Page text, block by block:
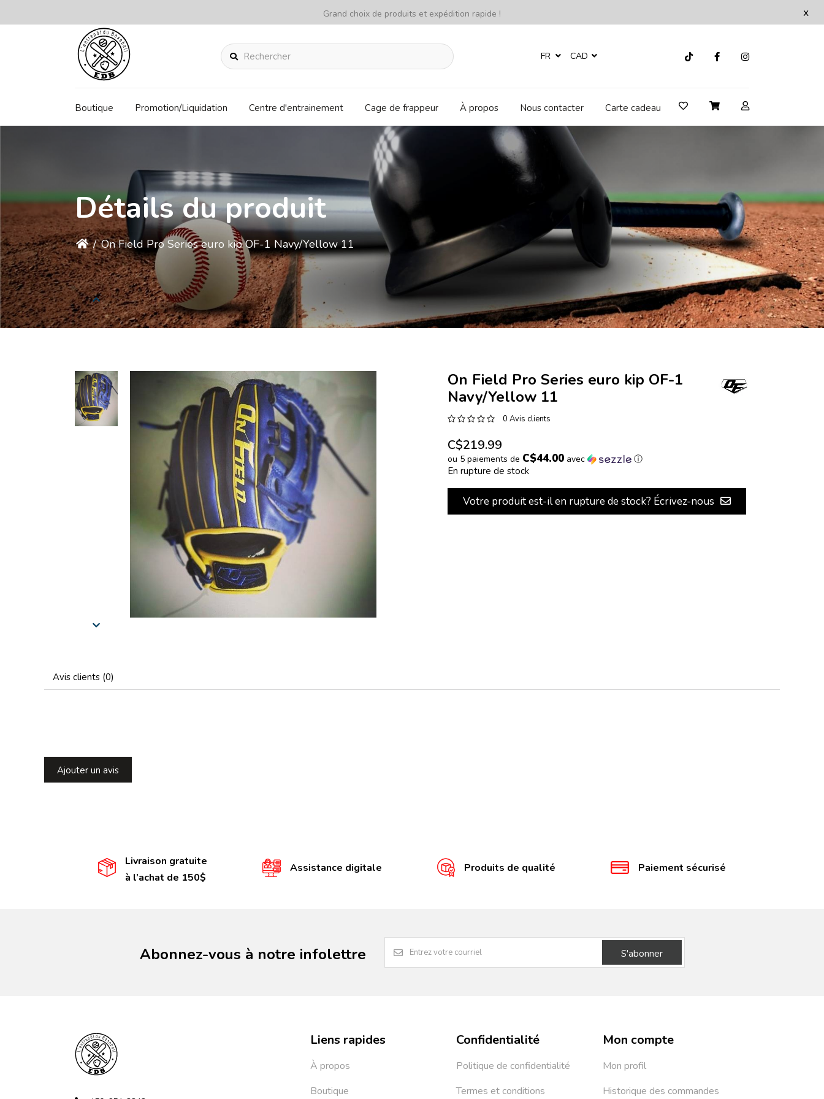
x
Grand choix de produits et expédition rapide !
Rechercher FR CAD
Boutique Promotion/Liquidation Centre d'entrainement Cage de frappeur À propos Nous contacter Carte cadeau
Détails du produit
/ On Field Pro Series euro kip OF-1 Navy/Yellow 11
On Field Pro Series euro kip OF-1
Navy/Yellow 11
0 Avis clients
C$219.99
ou 5 paiements de C$44.00avec ⓘ
En rupture de stock
Votre produit est-il en rupture de stock? Écrivez-nous
Avis clients (0)
Ajouter un avis
Livraison gratuite
à l’achat de 150$
Assistance digitale Produits de qualité Paiement sécurisé
Abonnez-vous à notre infolettre S'abonner
Liens rapides
À propos
Boutique
Confidentialité
Politique de confidentialité
Termes et conditions
Mon compte
Mon profil
Historique des commandes